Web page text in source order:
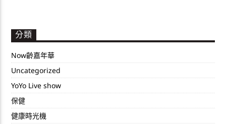
分類
Now齡嘉年華
Uncategorized
YoYo Live show
保健
健康時光機